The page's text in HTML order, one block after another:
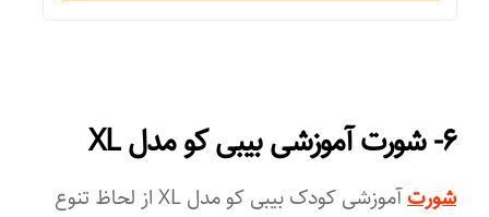
سایر توضیحات
روش مصرف شورت آموزشی کودک بی بی لند هرگاه بخواهید به کودک
۶- شورت آموزشی بیبی کو مدل XL
شورت
آموزشی کودک بیبی کو مدل XL از لحاظ تنوع